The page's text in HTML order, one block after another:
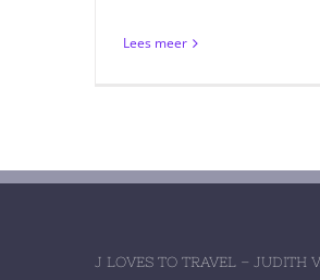
Lees meer
J LOVES TO TRAVEL – JUDITH